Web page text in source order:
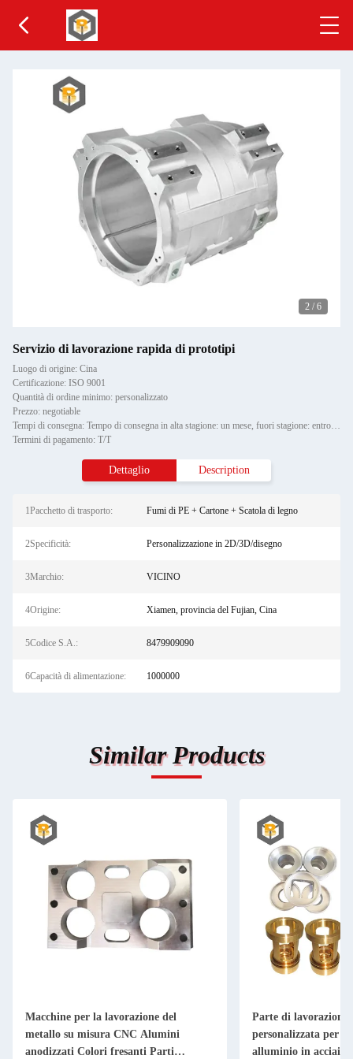
2 / 6
Servizio di lavorazione rapida di prototipi
Luogo di origine: Cina
Certificazione: ISO 9001
Quantità di ordine minimo: personalizzato
Prezzo: negotiable
Tempi di consegna: Tempo di consegna in alta stagione: un mese, fuori stagione: entro 15 giorni lavorativi
Termini di pagamento: T/T
Dettaglio Description
1Pacchetto di trasporto: Fumi di PE + Cartone + Scatola di legno
2Specificità: Personalizzazione in 2D/3D/disegno
3Marchio: VICINO
4Origine: Xiamen, provincia del Fujian, Cina
5Codice S.A.: 8479909090
6Capacità di alimentazione: 1000000
Similar Products
Macchine per la lavorazione del
metallo su misura CNC Alumini
anodizzati Colori fresanti Parti
Parte di lavorazione
personalizzata per
alluminio in acciaio